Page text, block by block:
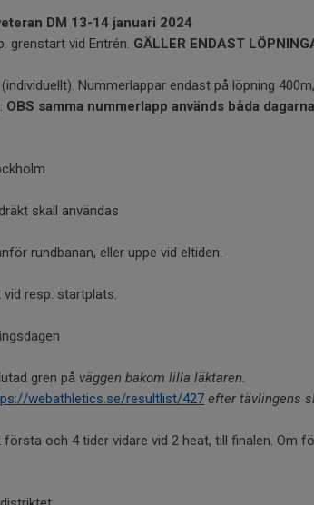
DM 13-14 januari 2024
grenstart vid Entrén. GÄLLER ENDAST
Nummerlappar endast på löpning
OBS samma nummerlapp används båda
skall användas
rundbanan, eller uppe vid eltiden.
resp. startplats.
gren på väggen bakom lilla läktaren.
webathletics.se/resultlist/427 efter tävlingens
och 4 tider vidare vid 2 heat, till finalen. Om